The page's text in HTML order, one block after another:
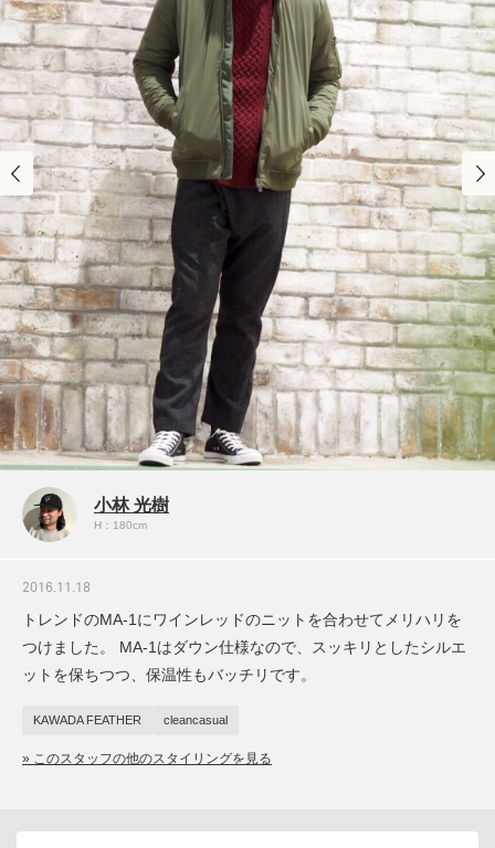
小林 光樹
H：180cm
2016.11.18
トレンドのMA-1にワインレッドのニットを合わせてメリハリを
つけました。 MA-1はダウン仕様なので、スッキリとしたシルエ
ットを保ちつつ、保温性もバッチリです。
KAWADA FEATHER cleancasual
» このスタッフの他のスタイリングを見る